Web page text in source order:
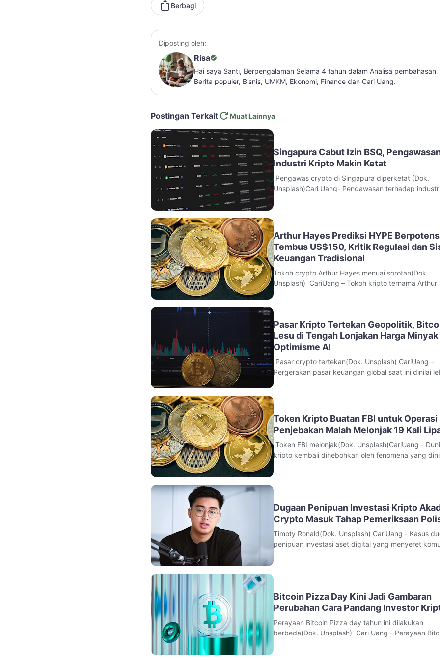
Berbagi
Diposting oleh:
Risa
Hai saya Santi, Berpengalaman Selama 4 tahun dalam Analisa pembahasan
Berita populer, Bisnis, UMKM, Ekonomi, Finance dan Cari Uang.
Postingan Terkait Muat Lainnya
Singapura Cabut Izin BSQ,
Industri Kripto Makin Ketat
Pengawas crypto di Singapura diperketat (Dok.
Unsplash)Cari Uang- Pengawasan terhadap industri
Arthur Hayes Prediksi HYPE
Tembus US$150, Kritik Regulasi dan
Keuangan Tradisional
Tokoh crypto Arthur Hayes menuai sorotan(Dok.
Unsplash) CariUang – Tokoh kripto ternama Arthur
Officer (CIO) Maelstrom
Pasar Kripto Tertekan Geopolitik,
Lesu di Tengah Lonjakan Harga Minyak
Optimisme AI
Pasar crypto tertekan(Dok. Unsplash) CariUang –
Pergerakan pasar keuangan global saat ini dinilai
pasar terhadap sejumlah kabar
Token Kripto Buatan FBI untuk Operasi
Penjebakan Malah Melonjak 19 Kali
Token FBI melonjak(Dok. Unsplash)CariUang -
kripto kembali dihebohkan oleh fenomena yang
Dugaan Penipuan Investasi Kripto
Crypto Masuk Tahap Pemeriksaan
Timoty Ronald(Dok. Unsplash) CariUang - Kasus
penipuan investasi aset digital yang menyeret
Bitcoin Pizza Day Kini Jadi Gambaran
Perubahan Cara Pandang Investor
Perayaan Bitcoin Pizza day tahun ini dilakukan
berbeda(Dok. Unsplash) Cari Uang - Perayaan